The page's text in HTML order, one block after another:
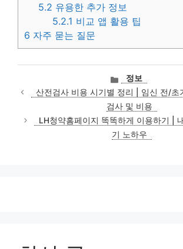
5.2 유용한 추가 정보
5.2.1 비교 앱 활용 팁
6 자주 묻는 질문
카
테
고
리
정보
산전검사 비용 시기별 정리 | 임신 전/초
검사 및 비용
LH청약홈페이지 똑똑하게 이용하기 |
기 노하우